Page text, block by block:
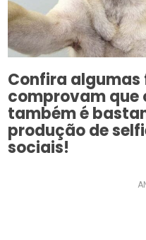
Confira algumas
comprovam que
também é
produção de
sociais!